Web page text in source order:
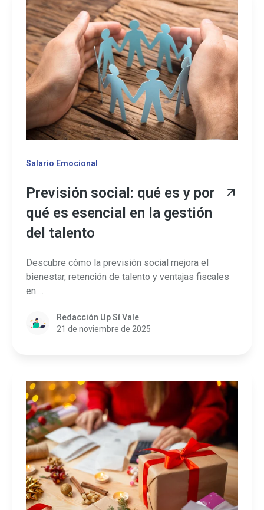
Salario Emocional
Previsión social: qué es y por
qué es esencial en la gestión
del talento
Descubre cómo la previsión social mejora el
bienestar, retención de talento y ventajas fiscales
en ...
Redacción Up Sí Vale
21 de noviembre de 2025